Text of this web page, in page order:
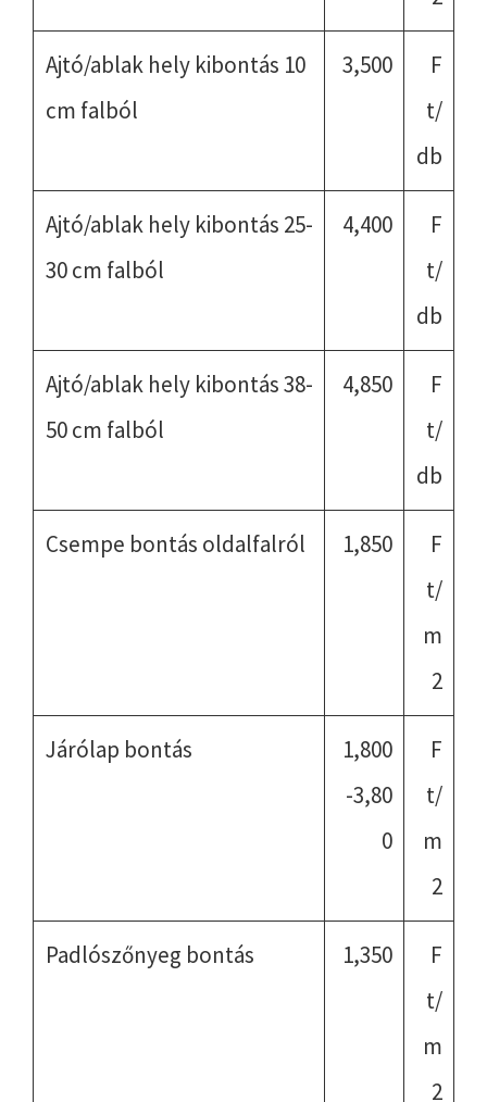
Ajtó/ablak hely kibontás 10
cm falból
3,500
F
t/
db
Ajtó/ablak hely kibontás 25-
30 cm falból
4,400
F
t/
db
Ajtó/ablak hely kibontás 38-
50 cm falból
4,850
F
t/
db
Csempe bontás oldalfalról 1,850
F
t/
m
2
Járólap bontás
1,800
-3,80
0
F
t/
m
2
Padlószőnyeg bontás 1,350
F
t/
m
2